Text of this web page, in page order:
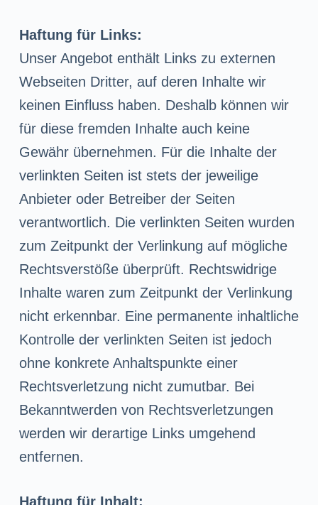
Haftung für Links:
Unser Angebot enthält Links zu externen
Webseiten Dritter, auf deren Inhalte wir
keinen Einfluss haben. Deshalb können wir
für diese fremden Inhalte auch keine
Gewähr übernehmen. Für die Inhalte der
verlinkten Seiten ist stets der jeweilige
Anbieter oder Betreiber der Seiten
verantwortlich. Die verlinkten Seiten wurden
zum Zeitpunkt der Verlinkung auf mögliche
Rechtsverstöße überprüft. Rechtswidrige
Inhalte waren zum Zeitpunkt der Verlinkung
nicht erkennbar. Eine permanente inhaltliche
Kontrolle der verlinkten Seiten ist jedoch
ohne konkrete Anhaltspunkte einer
Rechtsverletzung nicht zumutbar. Bei
Bekanntwerden von Rechtsverletzungen
werden wir derartige Links umgehend
entfernen.
Haftung für Inhalt: